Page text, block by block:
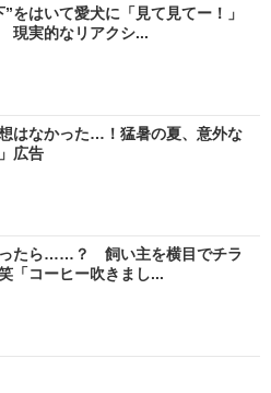
をはいて愛犬に「見て見てー！」
実的なリアクシ...
想はなかった…！猛暑の夏、意外な
広告
たら……？ 飼い主を横目でチラ
「コーヒー吹きまし...